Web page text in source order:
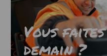
Vous
demain ?